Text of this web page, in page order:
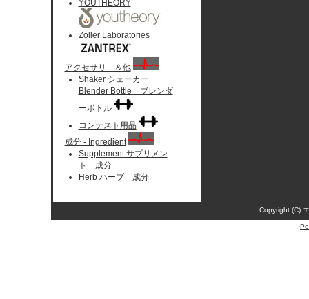
YOUTHEORY
Zoller Laboratories
アクセサリ－＆他
Shaker シェーカー
Blender Bottle ブレンダ
ーボトル
コンテスト用品
成分 - Ingredient
Supplement サプリメン
ト 成分
Herb ハーブ 成分
Copyright (C)